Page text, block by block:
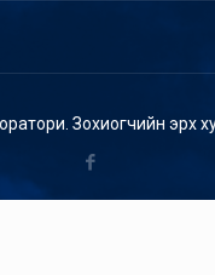
Зохиогчийн эрх